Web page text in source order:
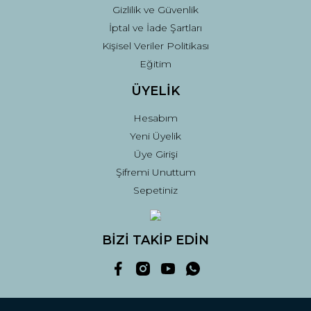
Gizlilik ve Güvenlik
İptal ve İade Şartları
Kişisel Veriler Politikası
Eğitim
ÜYELİK
Hesabım
Yeni Üyelik
Üye Girişi
Şifremi Unuttum
Sepetiniz
BİZİ TAKİP EDİN